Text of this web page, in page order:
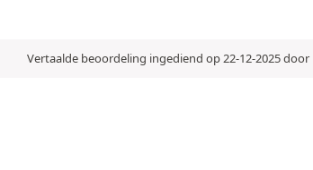
Vertaalde beoordeling ingediend op 22-12-2025